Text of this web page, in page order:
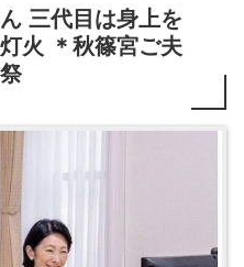
三代目は身上を
火 ＊秋篠宮ご夫